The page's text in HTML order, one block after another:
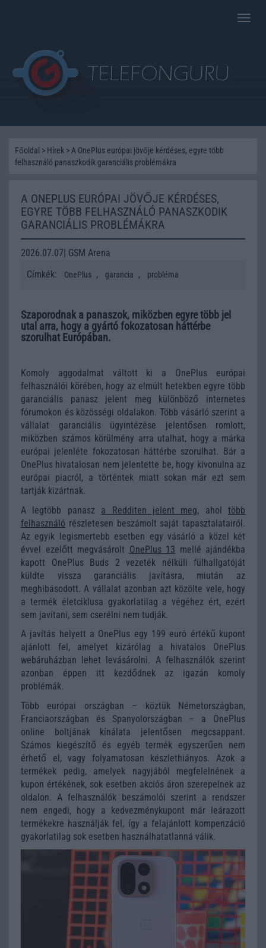
Toggle
Főoldal > Hírek > A OnePlus európai jövője kérdéses, egyre több
felhasználó panaszkodik garanciális problémákra
A ONEPLUS EURÓPAI JÖVŐJE KÉRDÉSES,
EGYRE TÖBB FELHASZNÁLÓ PANASZKODIK
GARANCIÁLIS PROBLÉMÁKRA
2026.07.07| GSM Arena
Címkék:
OnePlus , garancia , probléma
Szaporodnak a panaszok, miközben egyre több jel
utal arra, hogy a gyártó fokozatosan háttérbe
szorulhat Európában.
Komoly aggodalmat váltott ki a OnePlus európai
felhasználói körében, hogy az elmúlt hetekben egyre több
garanciális panasz jelent meg különböző internetes
fórumokon és közösségi oldalakon. Több vásárló szerint a
vállalat garanciális ügyintézése jelentősen romlott,
miközben számos körülmény arra utalhat, hogy a márka
európai jelenléte fokozatosan háttérbe szorulhat. Bár a
OnePlus hivatalosan nem jelentette be, hogy kivonulna az
európai piacról, a történtek miatt sokan már ezt sem
tartják kizártnak.
A legtöbb panasz a Redditen jelent meg, ahol több
felhasználó részletesen beszámolt saját tapasztalatairól.
Az egyik legismertebb esetben egy vásárló a közel két
évvel ezelőtt megvásárolt OnePlus 13 mellé ajándékba
kapott OnePlus Buds 2 vezeték nélküli fülhallgatóját
küldte vissza garanciális javításra, miután az
meghibásodott. A vállalat azonban azt közölte vele, hogy
a termék életciklusa gyakorlatilag a végéhez ért, ezért
sem javítani, sem cserélni nem tudják.
A javítás helyett a OnePlus egy 199 euró értékű kupont
ajánlott fel, amelyet kizárólag a hivatalos OnePlus
webáruházban lehet levásárolni. A felhasználók szerint
azonban éppen itt kezdődnek az igazán komoly
problémák.
Több európai országban – köztük Németországban,
Franciaországban és Spanyolországban – a OnePlus
online boltjának kínálata jelentősen megcsappant.
Számos kiegészítő és egyéb termék egyszerűen nem
érhető el, vagy folyamatosan készlethiányos. Azok a
termékek pedig, amelyek nagyjából megfelelnének a
kupon értékének, sok esetben akciós áron szerepelnek az
oldalon. A felhasználók beszámolói szerint a rendszer
nem engedi, hogy a kedvezménykupont már leárazott
termékekre használják fel, így a felajánlott kompenzáció
gyakorlatilag sok esetben használhatatlanná válik.